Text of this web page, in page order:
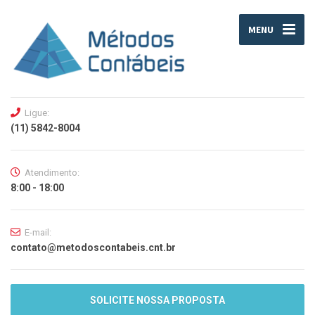
MENU
Ligue:
(11) 5842-8004
Atendimento:
8:00 - 18:00
E-mail:
contato@metodoscontabeis.cnt.br
SOLICITE NOSSA PROPOSTA